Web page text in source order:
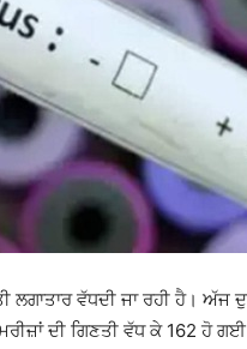
ਲਗਾਤਾਰ ਵੱਧਦੀ ਜਾ ਰਹੀ ਹੈ।
ਦੀ ਗਿਣਤੀ ਵੱਧ ਕੇ 162 ਹੋ